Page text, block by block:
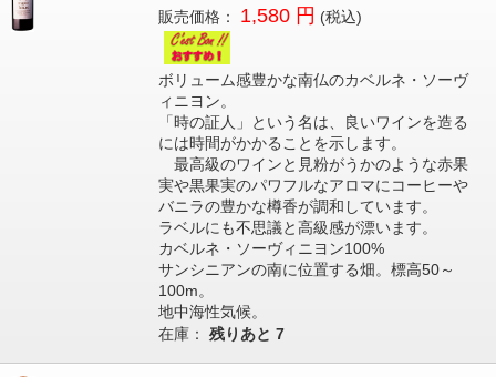
販売価格： 1,580 円 (税込)
ボリューム感豊かな南仏のカベルネ・ソーヴ
ィニヨン。
「時の証人」という名は、良いワインを造る
には時間がかかることを示します。
最高級のワインと見粉がうかのような赤果
実や黒果実のパワフルなアロマにコーヒーや
バニラの豊かな樽香が調和しています。
ラベルにも不思議と高級感が漂います。
カベルネ・ソーヴィニヨン100%
サンシニアンの南に位置する畑。標高50～
100m。
地中海性気候。
在庫： 残りあと 7